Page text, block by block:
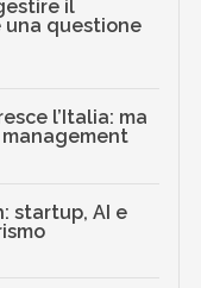
il
una questione
l’Italia: ma
startup, AI e